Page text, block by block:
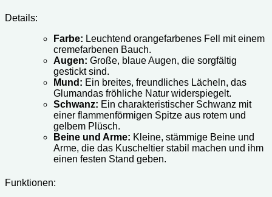
Details:
Farbe: Leuchtend orangefarbenes Fell mit einem
cremefarbenen Bauch.
Augen: Große, blaue Augen, die sorgfältig
gestickt sind.
Mund: Ein breites, freundliches Lächeln, das
Glumandas fröhliche Natur widerspiegelt.
Schwanz: Ein charakteristischer Schwanz mit
einer flammenförmigen Spitze aus rotem und
gelbem Plüsch.
Beine und Arme: Kleine, stämmige Beine und
Arme, die das Kuscheltier stabil machen und ihm
einen festen Stand geben.
Funktionen: